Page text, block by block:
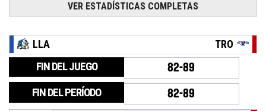
VER ESTADÍSTICAS COMPLETAS
LLA TRO
FIN DEL JUEGO 82-89
FIN DEL PERÍODO 82-89